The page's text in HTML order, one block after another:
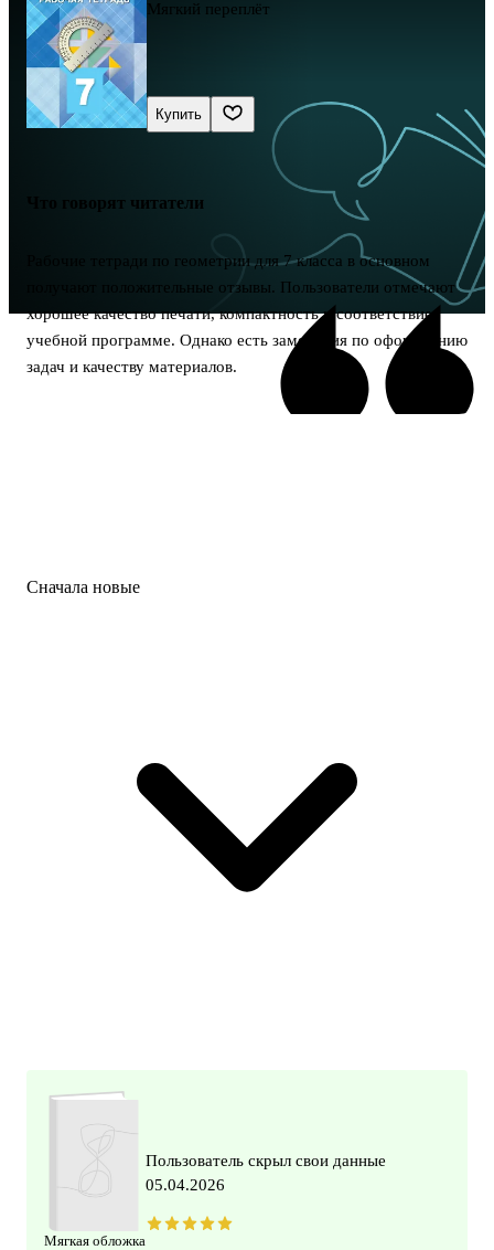
Мягкий переплёт
Купить
Что говорят читатели
Рабочие тетради по геометрии для 7 класса в основном
получают положительные отзывы. Пользователи отмечают
хорошее качество печати, компактность и соответствие
учебной программе. Однако есть замечания по оформлению
задач и качеству материалов.
Сначала новые
Мягкая обложка
Пользователь скрыл свои данные
05.04.2026